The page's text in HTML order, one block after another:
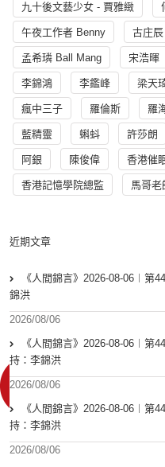
九十後文藝少女 - 賈雅緻
午夜工作者 Benny 古庄辰
孟希璘 Ball Mang 宋浩暉
李錦鴻 李鑑峰 梁天
瘋中三子 羅倫斯 羅
藍精靈 蝌蚪 許莎朗
阿銀 陳俊偉 香港催
香港記憶學院總監 馬哥老
近期文章
《人間錦言》2026-08-06︱第
錦洪
2026/08/06
《人間錦言》2026-08-06︱第
持：李錦洪
2026/08/06
《人間錦言》2026-08-06︱第
持：李錦洪
2026/08/06